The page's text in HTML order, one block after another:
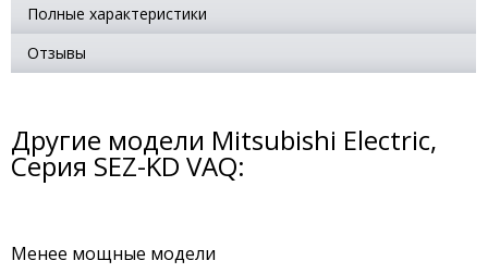
Полные характеристики
Отзывы
Другие модели Mitsubishi Electric,
Серия SEZ-KD VAQ:
Менее мощные модели